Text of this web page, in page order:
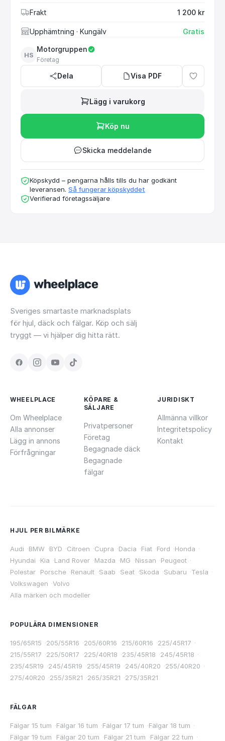
Frakt 1 200 kr
Upphämtning · Kungälv Gratis
HS
Motorgruppen
Företag
Dela Visa PDF
Lägg i varukorg
Köp nu
Skicka meddelande
Köpskydd – pengarna hålls tills du har godkänt
leveransen. Så fungerar köpskyddet
Verifierad företagssäljare
Sveriges smartaste marknadsplats
för hjul, däck och fälgar. Köp och sälj
tryggt — vi hjälper dig hitta rätt.
WHEELPLACE
Om Wheelplace
Alla annonser
Lägg in annons
Förfrågningar
KÖPARE &
SÄLJARE
Privatpersoner
Företag
Begagnade däck
Begagnade
fälgar
JURIDISKT
Allmänna villkor
Integritetspolicy
Kontakt
HJUL PER BILMÄRKE
Audi ·BMW ·BYD ·Citroen ·Cupra ·Dacia ·Fiat ·Ford ·Honda ·
Hyundai ·Kia ·Land Rover ·Mazda ·MG ·Nissan ·Peugeot ·
Polestar ·Porsche ·Renault ·Saab ·Seat ·Skoda ·Subaru ·Tesla ·
Volkswagen ·Volvo
Alla märken och modeller
POPULÄRA DIMENSIONER
195/65R15 ·205/55R16 ·205/60R16 ·215/60R16 ·225/45R17 ·
215/55R17 ·225/50R17 ·225/40R18 ·235/45R18 ·245/45R18 ·
235/45R19 ·245/45R19 ·255/45R19 ·245/40R20 ·255/40R20 ·
275/40R20 ·255/35R21 ·265/35R21 ·275/35R21
FÄLGAR
Fälgar 15 tum ·Fälgar 16 tum ·Fälgar 17 tum ·Fälgar 18 tum ·
Fälgar 19 tum ·Fälgar 20 tum ·Fälgar 21 tum ·Fälgar 22 tum ·